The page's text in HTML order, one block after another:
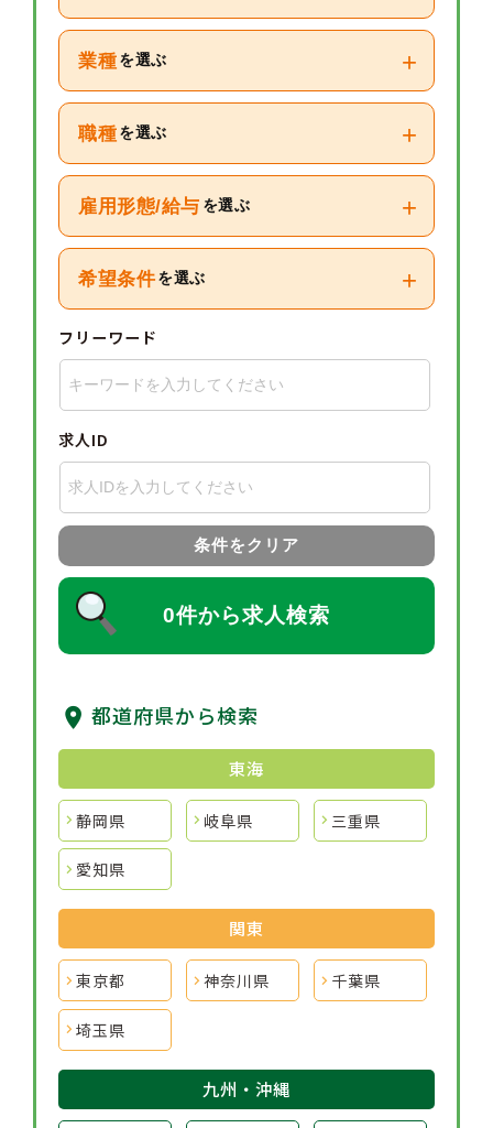
業種 を選ぶ +
職種 を選ぶ +
雇用形態/給与 を選ぶ +
希望条件 を選ぶ +
フリーワード
求人ID
条件をクリア
0件から求人検索
都道府県から検索
東海
静岡県 岐阜県 三重県
愛知県
関東
東京都 神奈川県 千葉県
埼玉県
九州・沖縄